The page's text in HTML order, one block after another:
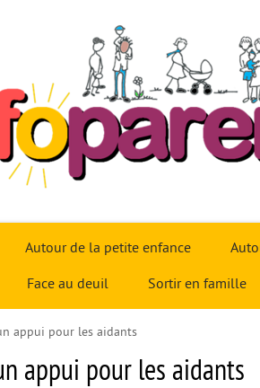
Autour de la petite enfance
Face au deuil Sortir en famille
appui pour les aidants
appui pour les aidants